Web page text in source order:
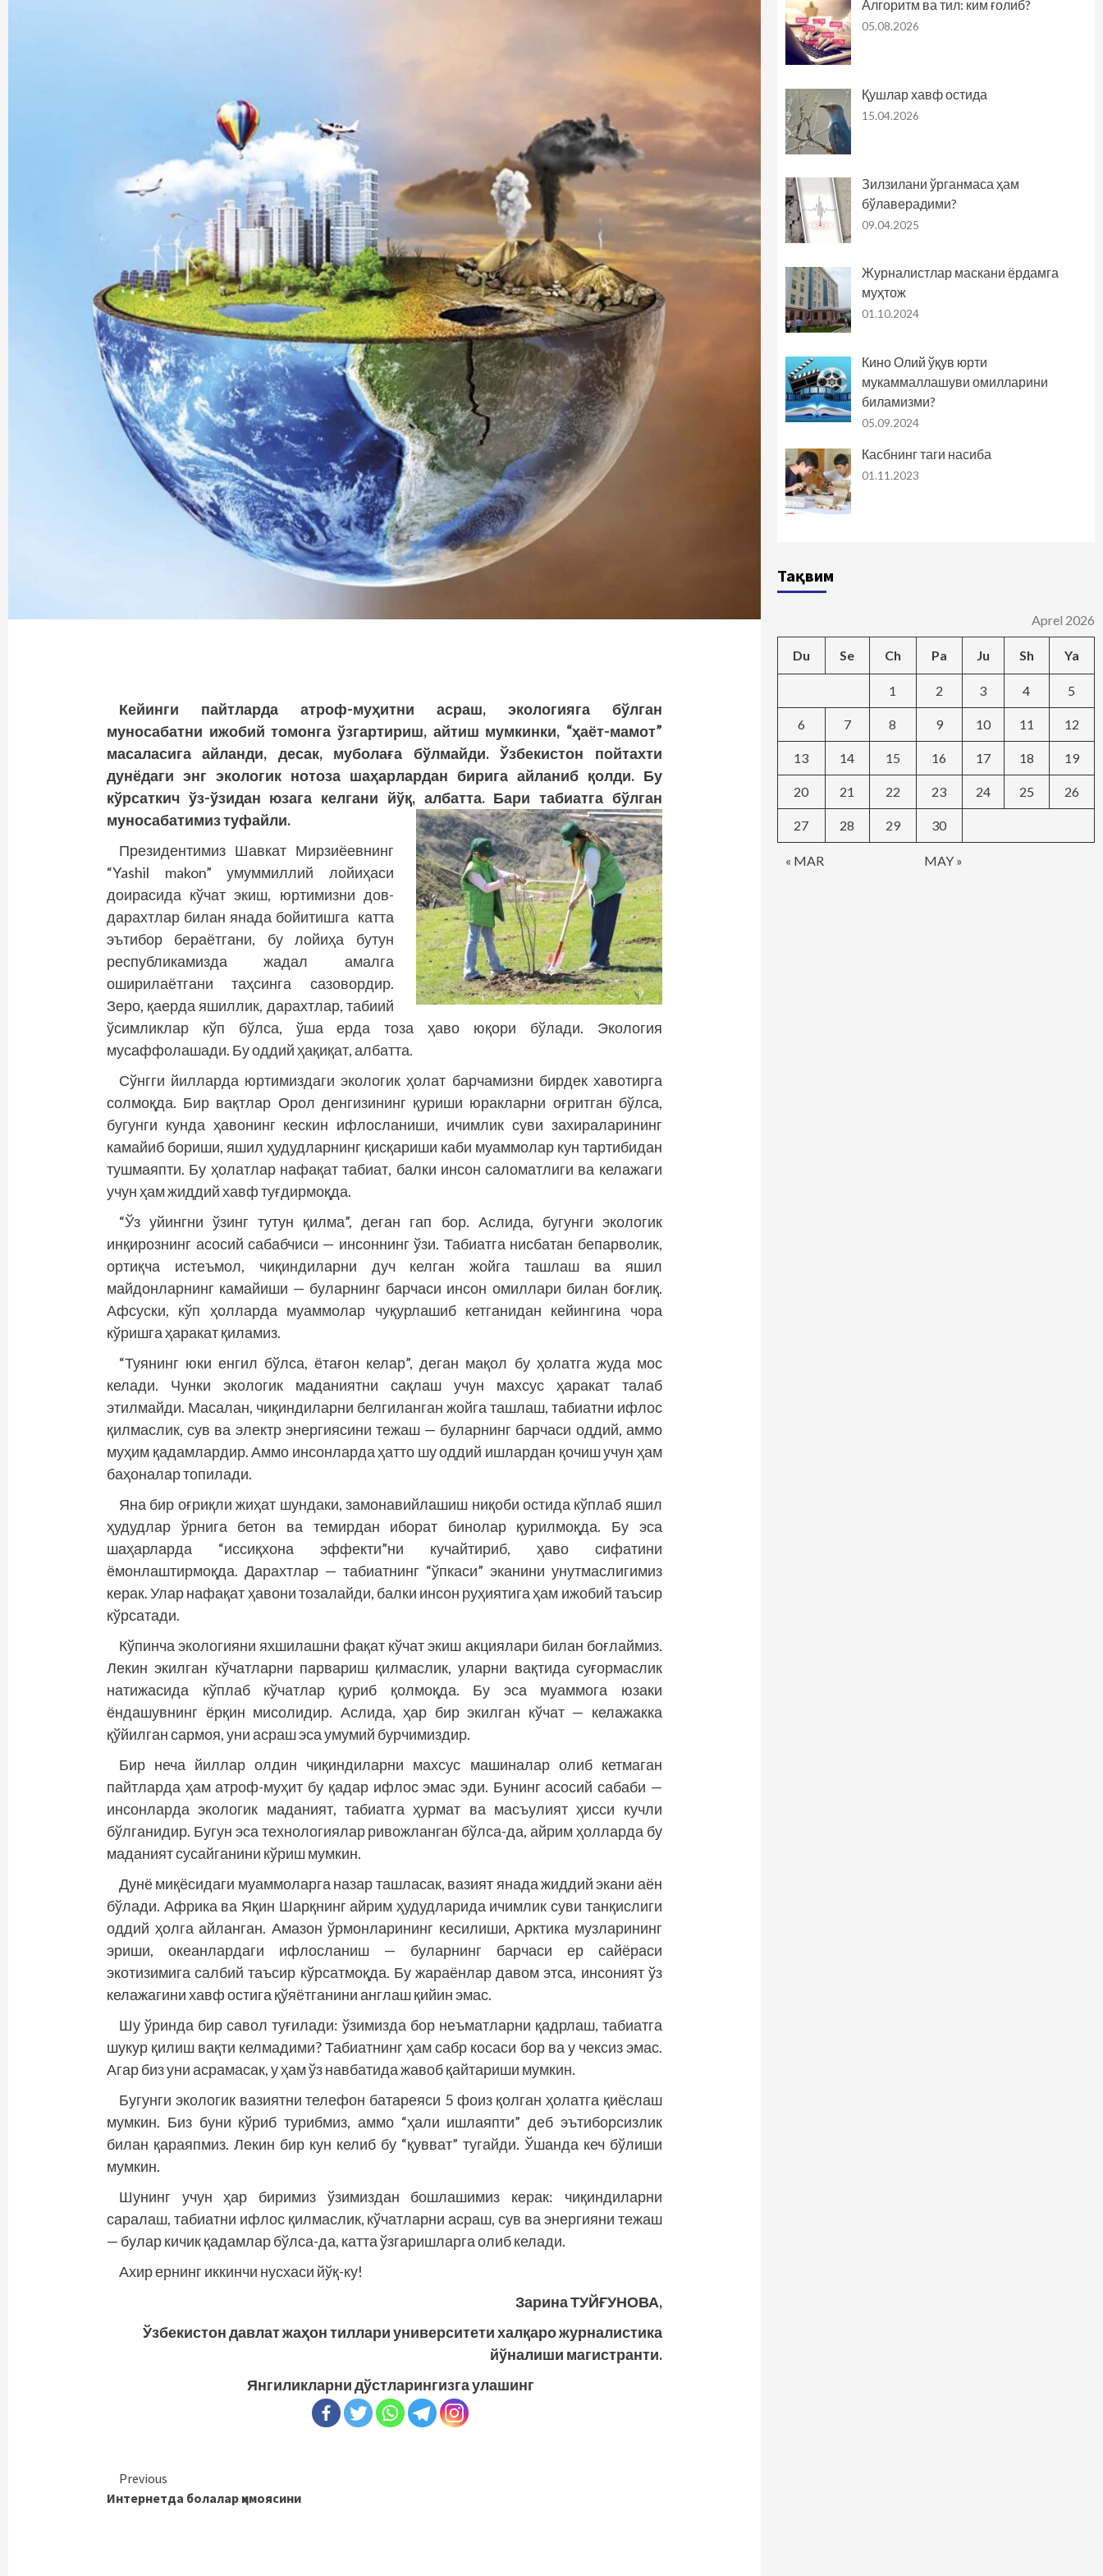
Кейинги пайтларда атроф-муҳитни асраш, экологияга бўлган
муносабатни ижобий томонга ўзгартириш, айтиш мумкинки, “ҳаёт-мамот”
масаласига айланди, десак, муболаға бўлмайди. Ўзбекистон пойтахти
дунёдаги энг экологик нотоза шаҳарлардан бирига айланиб қолди. Бу
кўрсаткич ўз-ўзидан юзага келгани йўқ, албатта. Бари табиатга бўлган
муносабатимиз туфайли.
Президентимиз Шавкат Мирзиёевнинг
“Yashil makon” умуммиллий лойиҳаси
доирасида кўчат экиш, юртимизни дов-
дарахтлар билан янада бойитишга катта
эътибор бераётгани, бу лойиҳа бутун
республикамизда жадал амалга
оширилаётгани таҳсинга сазовордир.
Зеро, қаерда яшиллик, дарахтлар, табиий
ўсимликлар кўп бўлса, ўша ерда тоза ҳаво юқори бўлади. Экология
мусаффолашади. Бу оддий ҳақиқат, албатта.
Сўнгги йилларда юртимиздаги экологик ҳолат барчамизни бирдек хавотирга
солмоқда. Бир вақтлар Орол денгизининг қуриши юракларни оғритган бўлса,
бугунги кунда ҳавонинг кескин ифлосланиши, ичимлик суви захираларининг
камайиб бориши, яшил ҳудудларнинг қисқариши каби муаммолар кун тартибидан
тушмаяпти. Бу ҳолатлар нафақат табиат, балки инсон саломатлиги ва келажаги
учун ҳам жиддий хавф туғдирмоқда.
“Ўз уйингни ўзинг тутун қилма”, деган гап бор. Аслида, бугунги экологик
инқирознинг асосий сабабчиси — инсоннинг ўзи. Табиатга нисбатан бепарволик,
ортиқча истеъмол, чиқиндиларни дуч келган жойга ташлаш ва яшил
майдонларнинг камайиши — буларнинг барчаси инсон омиллари билан боғлиқ.
Афсуски, кўп ҳолларда муаммолар чуқурлашиб кетганидан кейингина чора
кўришга ҳаракат қиламиз.
“Туянинг юки енгил бўлса, ётағон келар”, деган мақол бу ҳолатга жуда мос
келади. Чунки экологик маданиятни сақлаш учун махсус ҳаракат талаб
этилмайди. Масалан, чиқиндиларни белгиланган жойга ташлаш, табиатни ифлос
қилмаслик, сув ва электр энергиясини тежаш — буларнинг барчаси оддий, аммо
муҳим қадамлардир. Аммо инсонларда ҳатто шу оддий ишлардан қочиш учун ҳам
баҳоналар топилади.
Яна бир оғриқли жиҳат шундаки, замонавийлашиш ниқоби остида кўплаб яшил
ҳудудлар ўрнига бетон ва темирдан иборат бинолар қурилмоқда. Бу эса
шаҳарларда “иссиқхона эффекти”ни кучайтириб, ҳаво сифатини
ёмонлаштирмоқда. Дарахтлар — табиатнинг “ўпкаси” эканини унутмаслигимиз
керак. Улар нафақат ҳавони тозалайди, балки инсон руҳиятига ҳам ижобий таъсир
кўрсатади.
Кўпинча экологияни яхшилашни фақат кўчат экиш акциялари билан боғлаймиз.
Лекин экилган кўчатларни парвариш қилмаслик, уларни вақтида суғормаслик
натижасида кўплаб кўчатлар қуриб қолмоқда. Бу эса муаммога юзаки
ёндашувнинг ёрқин мисолидир. Аслида, ҳар бир экилган кўчат — келажакка
қўйилган сармоя, уни асраш эса умумий бурчимиздир.
Бир неча йиллар олдин чиқиндиларни махсус машиналар олиб кетмаган
пайтларда ҳам атроф-муҳит бу қадар ифлос эмас эди. Бунинг асосий сабаби —
инсонларда экологик маданият, табиатга ҳурмат ва масъулият ҳисси кучли
бўлганидир. Бугун эса технологиялар ривожланган бўлса-да, айрим ҳолларда бу
маданият сусайганини кўриш мумкин.
Дунё миқёсидаги муаммоларга назар ташласак, вазият янада жиддий экани аён
бўлади. Африка ва Яқин Шарқнинг айрим ҳудудларида ичимлик суви танқислиги
оддий ҳолга айланган. Амазон ўрмонларининг кесилиши, Арктика музларининг
эриши, океанлардаги ифлосланиш — буларнинг барчаси ер сайёраси
экотизимига салбий таъсир кўрсатмоқда. Бу жараёнлар давом этса, инсоният ўз
келажагини хавф остига қўяётганини англаш қийин эмас.
Шу ўринда бир савол туғилади: ўзимизда бор неъматларни қадрлаш, табиатга
шукур қилиш вақти келмадими? Табиатнинг ҳам сабр косаси бор ва у чексиз эмас.
Агар биз уни асрамасак, у ҳам ўз навбатида жавоб қайтариши мумкин.
Бугунги экологик вазиятни телефон батареяси 5 фоиз қолган ҳолатга қиёслаш
мумкин. Биз буни кўриб турибмиз, аммо “ҳали ишлаяпти” деб эътиборсизлик
билан қараяпмиз. Лекин бир кун келиб бу “қувват” тугайди. Ўшанда кеч бўлиши
мумкин.
Шунинг учун ҳар биримиз ўзимиздан бошлашимиз керак: чиқиндиларни
саралаш, табиатни ифлос қилмаслик, кўчатларни асраш, сув ва энергияни тежаш
— булар кичик қадамлар бўлса-да, катта ўзгаришларга олиб келади.
Ахир ернинг иккинчи нусхаси йўқ-ку!
Зарина ТУЙҒУНОВА,
Ўзбекистон давлат жаҳон тиллари университети халқаро журналистика
йўналиши магистранти.
Янгиликларни дўстларингизга улашинг
Continue
Reading
Previous
Интернетда болалар ҳимоясини
Алгоритм ва тил: ким ғолиб?
05.08.2026
Қушлар хавф остида
15.04.2026
Зилзилани ўрганмаса ҳам
бўлаверадими?
09.04.2025
Журналистлар маскани ёрдамга
муҳтож
01.10.2024
Кино Олий ўқув юрти
мукаммаллашуви омилларини
биламизми?
05.09.2024
Касбнинг таги насиба
01.11.2023
Тақвим
Aprel 2026
Du Se Ch Pa Ju Sh Ya
« MAR MAY »
1 2 3 4 5
6 7 8 9 10 11 12
13 14 15 16 17 18 19
20 21 22 23 24 25 26
27 28 29 30